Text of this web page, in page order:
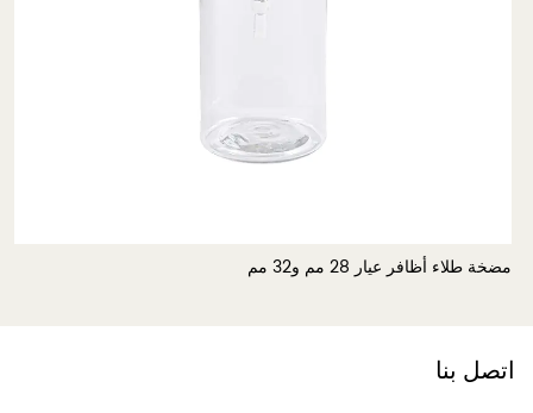
مضخة طلاء أظافر عيار 28 مم و32 مم
اتصل بنا